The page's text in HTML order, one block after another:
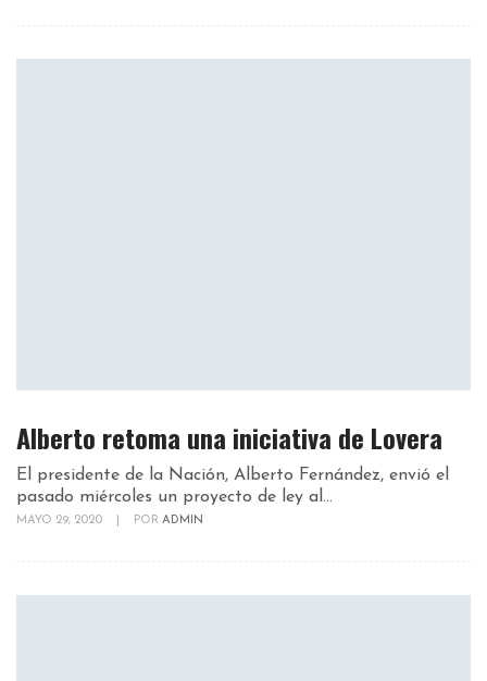
Alberto retoma una iniciativa de Lovera
El presidente de la Nación, Alberto Fernández, envió el
pasado miércoles un proyecto de ley al...
MAYO 29, 2020 POR ADMIN